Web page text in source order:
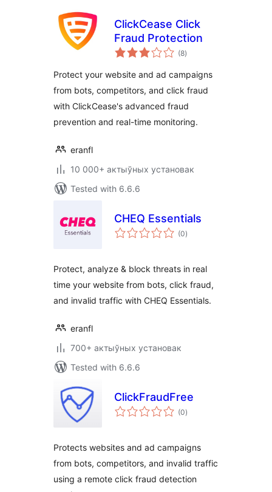
ClickCease Click
Fraud Protection
(8total
ratings
)
Protect your website and ad campaigns
from bots, competitors, and click fraud
with ClickCease's advanced fraud
prevention and real-time monitoring.
eranfl
10 000+ актыўных установак
Tested with 6.6.6
CHEQ Essentials
(0total
ratings
)
Protect, analyze & block threats in real
time your website from bots, click fraud,
and invalid traffic with CHEQ Essentials.
eranfl
700+ актыўных установак
Tested with 6.6.6
ClickFraudFree
(0total
ratings
)
Protects websites and ad campaigns
from bots, competitors, and invalid traffic
using a remote click fraud detection